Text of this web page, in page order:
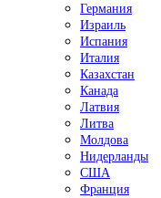
Германия
Израиль
Испания
Италия
Казахстан
Канада
Латвия
Литва
Молдова
Нидерланды
США
Франция